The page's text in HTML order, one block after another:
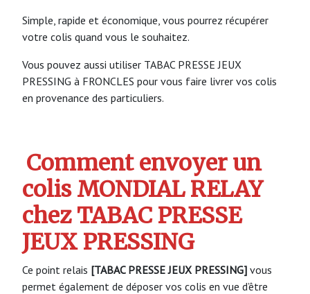
Simple, rapide et économique, vous pourrez récupérer
votre colis quand vous le souhaitez.
Vous pouvez aussi utiliser TABAC PRESSE JEUX
PRESSING à FRONCLES pour vous faire livrer vos colis
en provenance des particuliers.
Comment envoyer un
colis MONDIAL RELAY
chez TABAC PRESSE
JEUX PRESSING
Ce point relais [TABAC PRESSE JEUX PRESSING] vous
permet également de déposer vos colis en vue d’être